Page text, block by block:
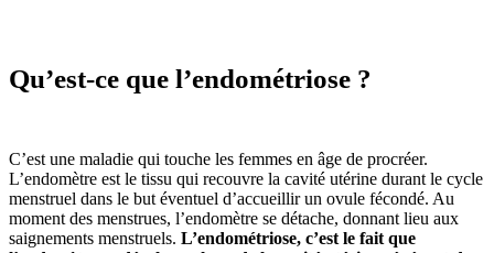
Qu’est-ce que l’endométriose ?
C’est une maladie qui touche les femmes en âge de procréer.
L’endomètre est le tissu qui recouvre la cavité utérine durant le cycle
menstruel dans le but éventuel d’accueillir un ovule fécondé. Au
moment des menstrues, l’endomètre se détache, donnant lieu aux
saignements menstruels. L’endométriose, c’est le fait que